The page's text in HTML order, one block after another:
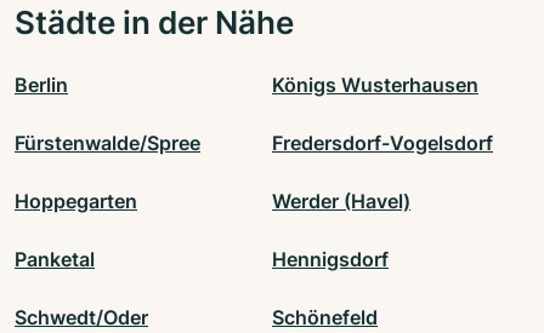
Städte in der Nähe
Berlin Königs Wusterhausen
Fürstenwalde/Spree Fredersdorf-Vogelsdorf
Hoppegarten Werder (Havel)
Panketal Hennigsdorf
Schwedt/Oder Schönefeld